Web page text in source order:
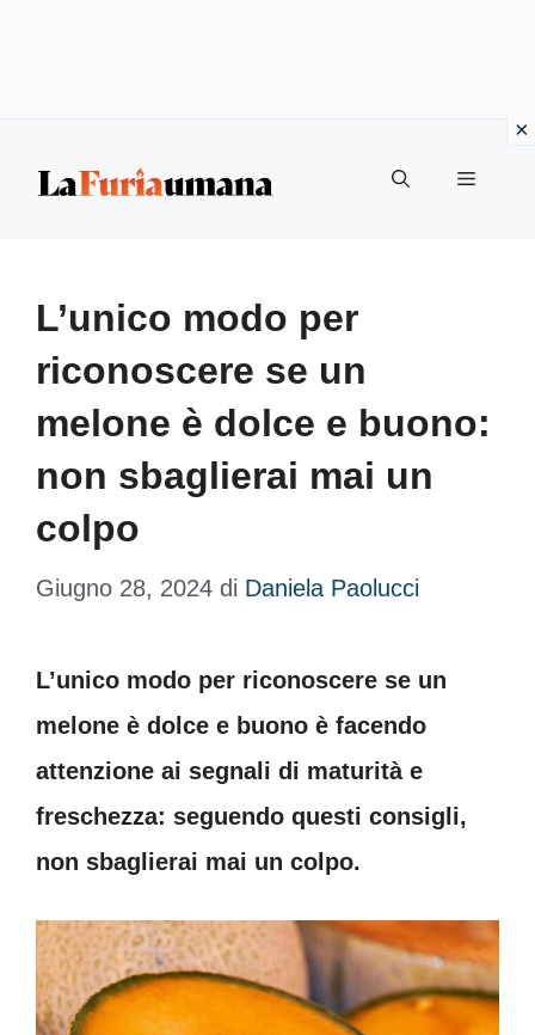
Menu
L’unico modo per
riconoscere se un
melone è dolce e buono:
non sbaglierai mai un
colpo
Giugno 28, 2024 di Daniela Paolucci
L’unico modo per riconoscere se un
melone è dolce e buono è facendo
attenzione ai segnali di maturità e
freschezza: seguendo questi consigli,
non sbaglierai mai un colpo.